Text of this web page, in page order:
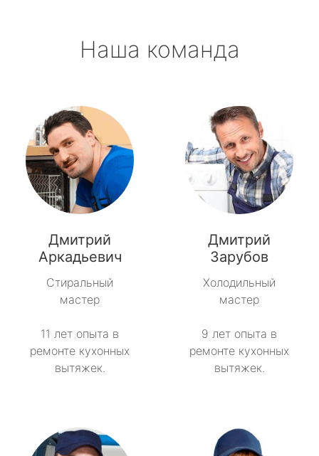
Наша команда
Дмитрий
Аркадьевич
Стиральный
мастер
11 лет опыта в
ремонте кухонных
вытяжек.
Дмитрий
Зарубов
Холодильный
мастер
9 лет опыта в
ремонте кухонных
вытяжек.